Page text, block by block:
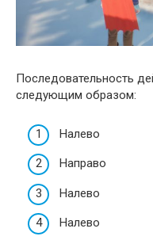
Последовательность
следующим образом:
Налево
Направо
Налево
Налево